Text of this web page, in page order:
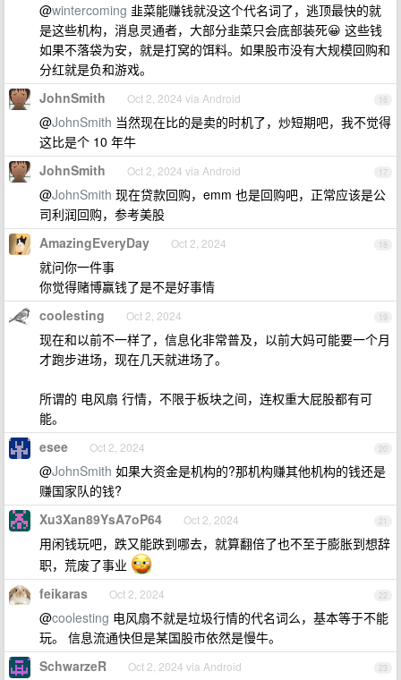
@wintercoming 韭菜能赚钱就没这个代名词了，逃顶最快的就
是这些机构，消息灵通者，大部分韭菜只会底部装死😀 这些钱
如果不落袋为安，就是打窝的饵料。如果股市没有大规模回购和
分红就是负和游戏。
16
JohnSmith Oct 2, 2024 via Android
@JohnSmith 当然现在比的是卖的时机了，炒短期吧，我不觉得
这比是个 10 年牛
17
JohnSmith Oct 2, 2024 via Android
@JohnSmith 现在贷款回购，emm 也是回购吧，正常应该是公
司利润回购，参考美股
18
AmazingEveryDay Oct 2, 2024
就问你一件事
你觉得赌博赢钱了是不是好事情
19
coolesting Oct 2, 2024
现在和以前不一样了，信息化非常普及，以前大妈可能要一个月
才跑步进场，现在几天就进场了。
所谓的 电风扇 行情，不限于板块之间，连权重大屁股都有可
能。
20
esee Oct 2, 2024
@JohnSmith 如果大资金是机构的?那机构赚其他机构的钱还是
赚国家队的钱?
21
Xu3Xan89YsA7oP64 Oct 2, 2024
用闲钱玩吧，跌又能跌到哪去，就算翻倍了也不至于膨胀到想辞
职，荒废了事业
22
feikaras Oct 2, 2024
@coolesting 电风扇不就是垃圾行情的代名词么，基本等于不能
玩。 信息流通快但是某国股市依然是慢牛。
23
SchwarzeR Oct 2, 2024 via Android